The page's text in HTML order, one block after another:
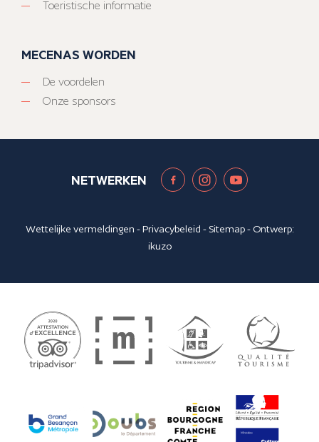
Toeristische informatie
MECENAS WORDEN
De voordelen
Onze sponsors
NETWERKEN
Wettelijke vermeldingen -Privacybeleid - Sitemap- Ontwerp:
ikuzo